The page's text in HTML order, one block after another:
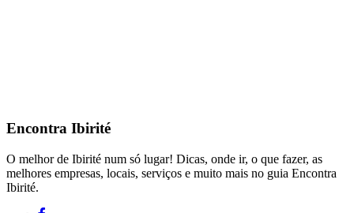
Encontra Ibirité
O melhor de Ibirité num só lugar! Dicas, onde ir, o que fazer, as
melhores empresas, locais, serviços e muito mais no guia Encontra
Ibirité.